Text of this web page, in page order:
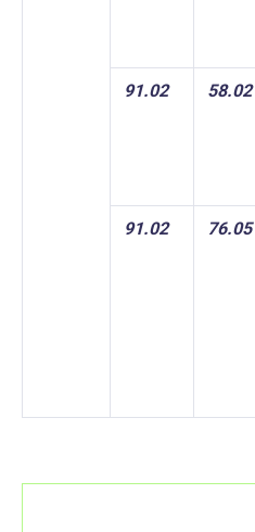
91.02 58.02
91.02 76.05